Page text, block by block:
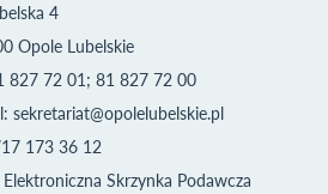
4
Opole Lubelskie
827 72 01; 81 827 72 00
sekretariat@opolelubelskie.pl
173 36 12
Elektroniczna Skrzynka Podawcza